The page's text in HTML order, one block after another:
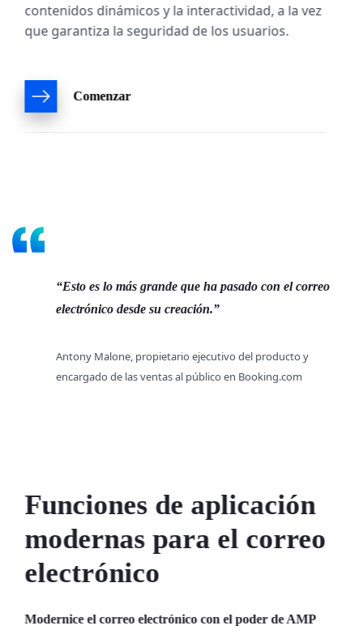
contenidos dinámicos y la interactividad, a la vez
que garantiza la seguridad de los usuarios.
Comenzar
Esto es lo más grande que ha pasado con el correo
electrónico desde su creación.
Antony Malone, propietario ejecutivo del producto y
encargado de las ventas al público en Booking.com
Funciones de aplicación
modernas para el correo
electrónico
Modernice el correo electrónico con el poder de AMP